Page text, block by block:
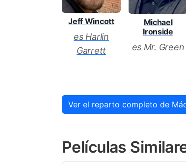
Jeff Wincott
es Harlin
Garrett
Michael
Ironside
es Mr. Green
Ver el reparto completo de
Películas